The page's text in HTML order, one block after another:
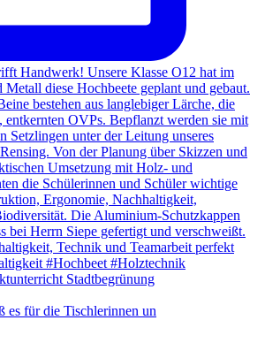
es für die Tischlerinnen un